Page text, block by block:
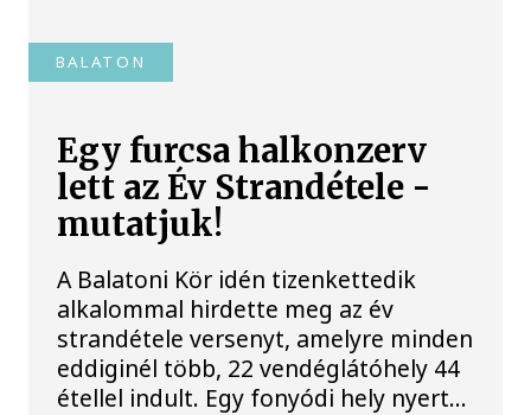
BALATON
Egy furcsa halkonzerv
lett az Év Strandétele -
mutatjuk!
A Balatoni Kör idén tizenkettedik
alkalommal hirdette meg az év
strandétele versenyt, amelyre minden
eddiginél több, 22 vendéglátóhely 44
étellel indult. Egy fonyódi hely nyert...